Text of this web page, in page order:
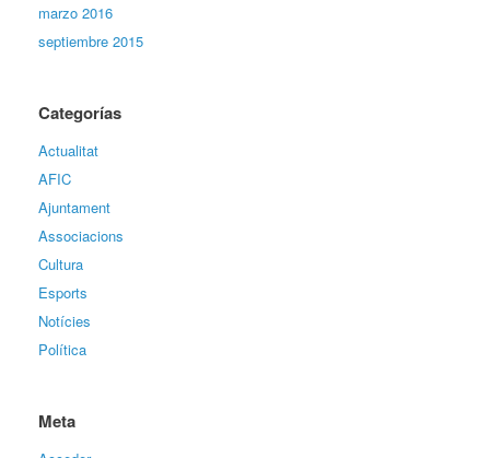
marzo 2016
septiembre 2015
Categorías
Actualitat
AFIC
Ajuntament
Associacions
Cultura
Esports
Notícies
Política
Meta